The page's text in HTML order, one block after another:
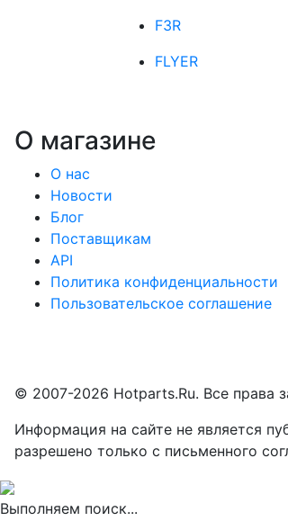
F3R
FLYER
О магазине
О нас
Новости
Блог
Поставщикам
API
Политика конфиденциальности
Пользовательское соглашение
© 2007-2026 Hotparts.Ru. Все права
Информация на сайте не является
разрешено только с письменного
Выполняем поиск...